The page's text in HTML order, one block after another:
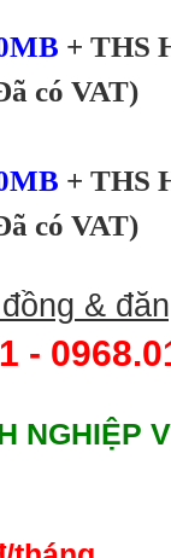
+ THS
có VAT)
+ THS
có VAT)
&
-
NGHIỆP